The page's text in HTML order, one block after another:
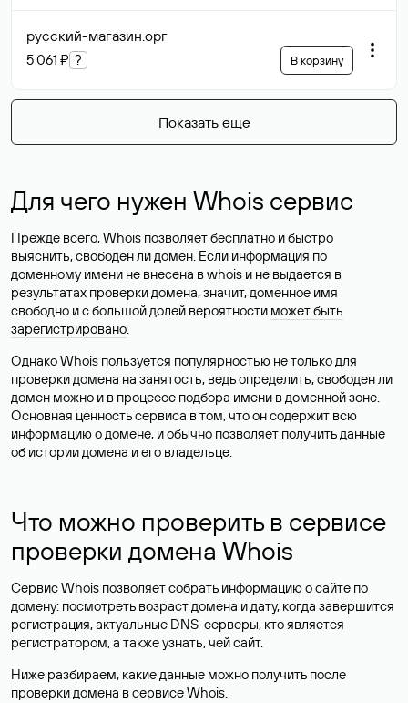
русский-магазин.орг
5 061 ₽ ? В корзину
Показать еще
Для чего нужен Whois сервис
Прежде всего, Whois позволяет бесплатно и быстро
выяснить, свободен ли домен. Если информация по
доменному имени не внесена в whois и не выдается в
результатах проверки домена, значит, доменное имя
свободно и с большой долей вероятности может быть
зарегистрировано.
Однако Whois пользуется популярностью не только для
проверки домена на занятость, ведь определить, свободен ли
домен можно и в процессе подбора имени в доменной зоне.
Основная ценность сервиса в том, что он содержит всю
информацию о домене, и обычно позволяет получить данные
об истории домена и его владельце.
Что можно проверить в сервисе
проверки домена Whois
Сервис Whois позволяет собрать информацию о сайте по
домену: посмотреть возраст домена и дату, когда завершится
регистрация, актуальные DNS-серверы, кто является
регистратором, а также узнать, чей сайт.
Ниже разбираем, какие данные можно получить после
проверки домена в сервисе Whois.